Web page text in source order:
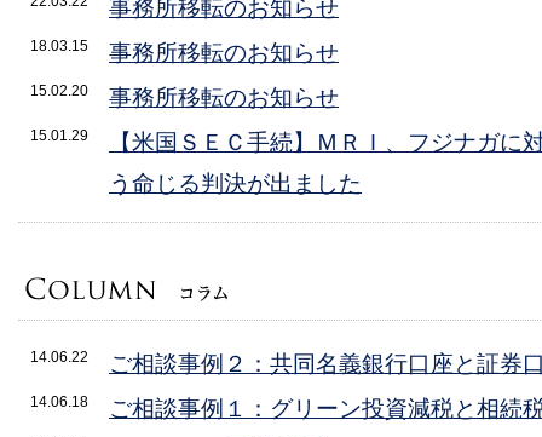
事務所移転のお知らせ
18.03.15 事務所移転のお知らせ
15.02.20 事務所移転のお知らせ
15.01.29
【米国ＳＥＣ手続】ＭＲＩ、フジナガに
う命じる判決が出ました
14.06.22 ご相談事例２：共同名義銀行口座と証券
14.06.18 ご相談事例１：グリーン投資減税と相続